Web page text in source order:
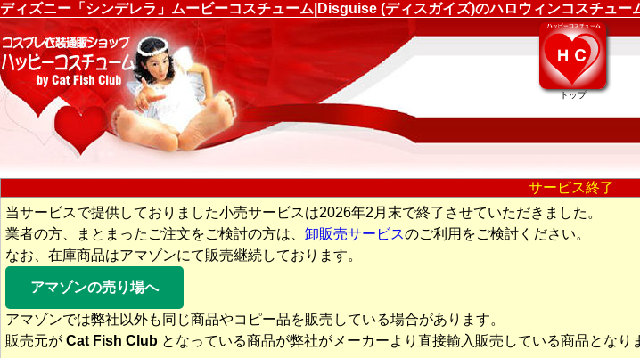
ディズニー「シンデレラ」ムービーコスチューム|Disguise (ディスガイズ)のハロウィンコスチュ
トップ
サービス終了
当サービスで提供しておりました小売サービスは2026年2月末で終了させていただきました。
業者の方、まとまったご注文をご検討の方は、 卸販売サービスのご利用をご検討ください。
なお、在庫商品はアマゾンにて販売継続しております。
アマゾンの売り場へ
アマゾンでは弊社以外も同じ商品やコピー品を販売している場合があります。
販売元が Cat Fish Club となっている商品が弊社がメーカーより直接輸入販売している商品となり